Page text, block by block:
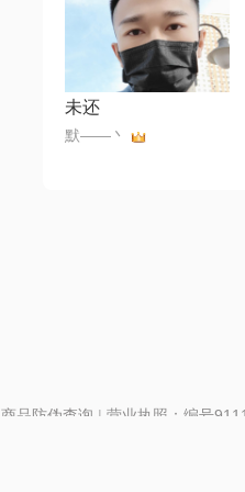
未还
默——丶
商品防伪查询 | 营业执照：编号